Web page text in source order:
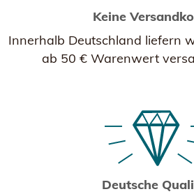
Keine
Innerhalb Deutschland liefern
ab 50 € Warenwert
Deutsche